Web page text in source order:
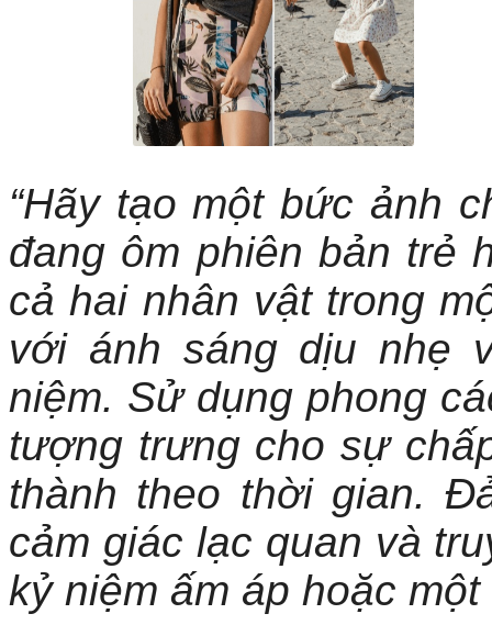
“Hãy tạo một bức ảnh
đang ôm phiên bản trẻ
cả hai nhân vật trong
với ánh sáng dịu nhẹ
niệm. Sử dụng phong
tượng trưng cho sự
thành theo thời gian.
cảm giác lạc quan và
kỷ niệm ấm áp hoặc